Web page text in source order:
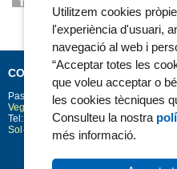
CONTACTE
Passeig Marítim 25-29 Barcelona
Vegeu la situació a Google Maps
Tel: 93 248 30 00 · Fax: 93 248 32 54
Sol·licitud d'informació
Utilitzem cookies
l'experiència d'usuari,
navegació al web i
“Acceptar totes les
que voleu acceptar o
les cookies tècniques
Consulteu la nostra
més informació.